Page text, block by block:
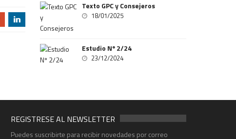
j
Texto GPC y Consejeros
18/01/2025
Estudio Nº 2/24
23/12/2024
REGISTRESE AL NEWSLETTER
Puedes suscribirte para recibir novedades por correo